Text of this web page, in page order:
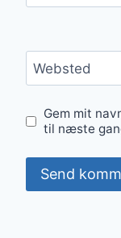
Websted
Gem mit
til næste